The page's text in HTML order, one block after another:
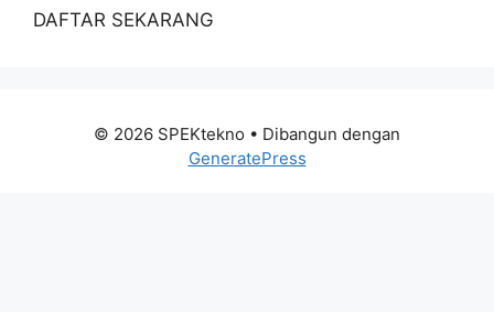
DAFTAR SEKARANG
© 2026 SPEKtekno • Dibangun dengan
GeneratePress